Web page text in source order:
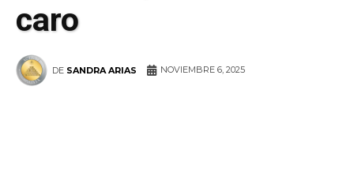
caro
DE SANDRA ARIAS NOVIEMBRE 6, 2025